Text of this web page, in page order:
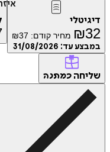
דיגיטלי
₪32 מחיר קודם: ₪37
במבצע עד: 31/08/2026
שליחה כמתנה